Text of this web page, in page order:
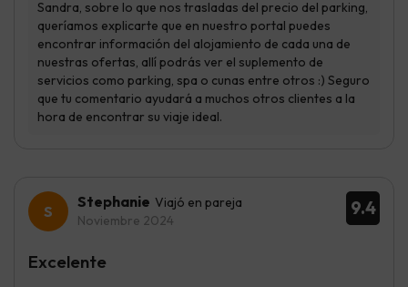
9.4
Stephanie Viajó en pareja
Noviembre 2024
Excelente